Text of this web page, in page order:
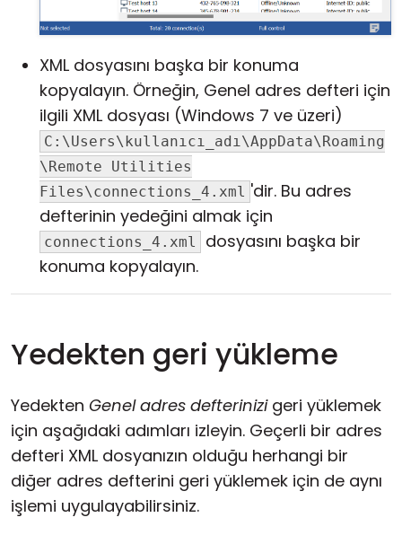
XML dosyasını başka bir konuma
kopyalayın. Örneğin, Genel adres defteri için
ilgili XML dosyası (Windows 7 ve üzeri)
C:\Users\kullanıcı_adı\AppData\Roaming
\Remote Utilities
Files\connections_4.xml 'dir. Bu adres
defterinin yedeğini almak için
connections_4.xml
dosyasını başka bir
konuma kopyalayın.
Yedekten geri yükleme
Yedekten Genel adres defterinizigeri yüklemek
için aşağıdaki adımları izleyin. Geçerli bir adres
defteri XML dosyanızın olduğu herhangi bir
diğer adres defterini geri yüklemek için de aynı
işlemi uygulayabilirsiniz.